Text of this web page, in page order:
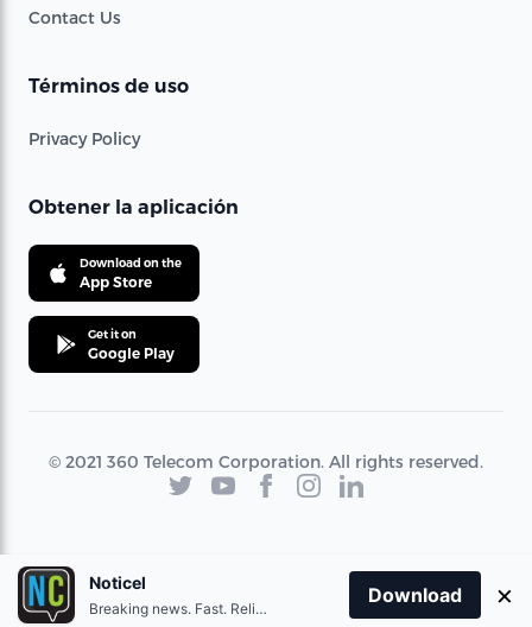
Contact Us
Términos de uso
Privacy Policy
Obtener la aplicación
Download on the
App Store
Get it on
Google Play
© 2021 360 Telecom Corporation. All rights reserved.
Noticel
Breaking news. Fast. Reliable.
Download ×